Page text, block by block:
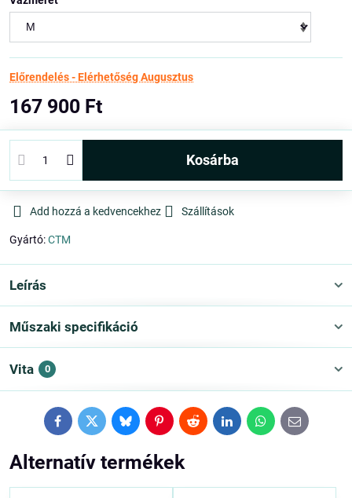
Előrendelés - Elérhetőség Augusztus
167 900 Ft
kosárba
Add hozzá a kedvencekhez Szállítások
Gyártó:CTM
Leírás
Műszaki specifikáció
Vita 0
FacebookTwitterBlueskyPinterestRedditLinkedInWhatsApp
E-
mail
Alternatív termékek